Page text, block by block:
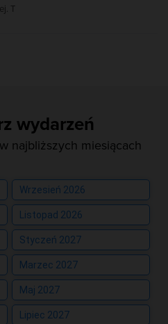
T
wydarzeń
najbliższych miesiącach
Wrzesień 2026
Listopad 2026
Styczeń 2027
Marzec 2027
Maj 2027
Lipiec 2027